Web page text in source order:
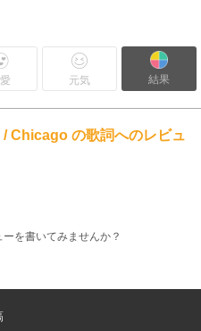
元気 結果
Chicago の歌詞へのレビュ
を書いてみませんか？